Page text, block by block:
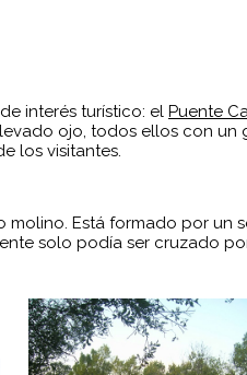
interés turístico: el Puente
ojo, todos ellos con un
los visitantes.
Está formado por
solo podía ser cruzado